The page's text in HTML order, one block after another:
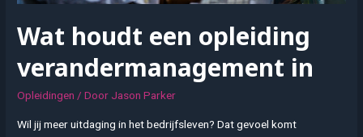
Wat houdt een opleiding
verandermanagement in
Opleidingen / Door Jason Parker
Wil jij meer uitdaging in het bedrijfsleven? Dat gevoel komt